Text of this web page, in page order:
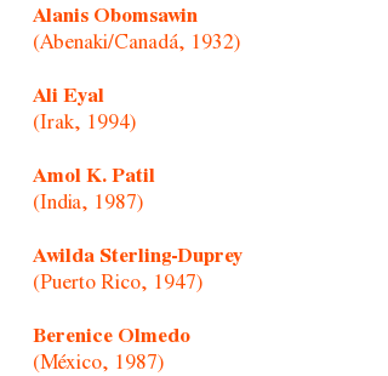
Alanis Obomsawin
(Abenaki/Canadá, 1932)
Ali Eyal
(Irak, 1994)
Amol K. Patil
(India, 1987)
Awilda Sterling-Duprey
(Puerto Rico, 1947)
Berenice Olmedo
(México, 1987)